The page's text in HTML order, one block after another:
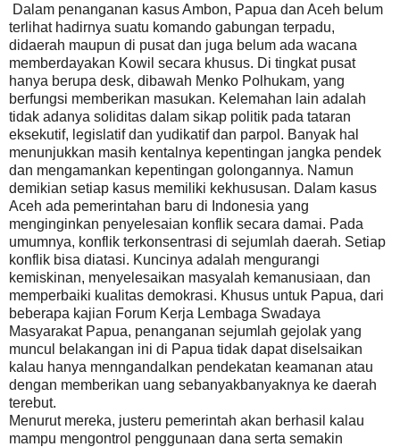
Dalam penanganan kasus Ambon, Papua dan Aceh belum
terlihat hadirnya suatu komando gabungan terpadu,
didaerah maupun di pusat dan juga belum ada wacana
memberdayakan Kowil secara khusus. Di tingkat pusat
hanya berupa desk, dibawah Menko Polhukam, yang
berfungsi memberikan masukan. Kelemahan lain adalah
tidak adanya soliditas dalam sikap politik pada tataran
eksekutif, legislatif dan yudikatif dan parpol. Banyak hal
menunjukkan masih kentalnya kepentingan jangka pendek
dan mengamankan kepentingan golongannya. Namun
demikian setiap kasus memiliki kekhususan. Dalam kasus
Aceh ada pemerintahan baru di Indonesia yang
menginginkan penyelesaian konflik secara damai. Pada
umumnya, konflik terkonsentrasi di sejumlah daerah. Setiap
konflik bisa diatasi. Kuncinya adalah mengurangi
kemiskinan, menyelesaikan masyalah kemanusiaan, dan
memperbaiki kualitas demokrasi. Khusus untuk Papua, dari
beberapa kajian Forum Kerja Lembaga Swadaya
Masyarakat Papua, penanganan sejumlah gejolak yang
muncul belakangan ini di Papua tidak dapat diselsaikan
kalau hanya menngandalkan pendekatan keamanan atau
dengan memberikan uang sebanyakbanyaknya ke daerah
terebut.
Menurut mereka, justeru pemerintah akan berhasil kalau
mampu mengontrol penggunaan dana serta semakin